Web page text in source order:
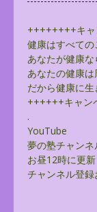
++++++++キ
健康はすべて
あなたが健康
あなたの健康
だから健康に生
++++++キャ
.
YouTube
夢の塾チャンネ
お昼12時に更新
チャンネル登